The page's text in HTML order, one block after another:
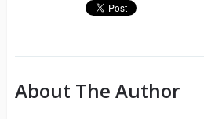
About The Author